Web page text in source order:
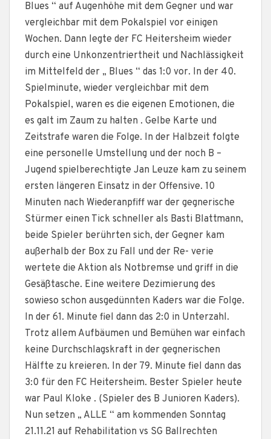
Blues “ auf Augenhöhe mit dem Gegner und war
vergleichbar mit dem Pokalspiel vor einigen
Wochen. Dann legte der FC Heitersheim wieder
durch eine Unkonzentriertheit und Nachlässigkeit
im Mittelfeld der „ Blues “ das 1:0 vor. In der 40.
Spielminute, wieder vergleichbar mit dem
Pokalspiel, waren es die eigenen Emotionen, die
es galt im Zaum zu halten . Gelbe Karte und
Zeitstrafe waren die Folge. In der Halbzeit folgte
eine personelle Umstellung und der noch B –
Jugend spielberechtigte Jan Leuze kam zu seinem
ersten längeren Einsatz in der Offensive. 10
Minuten nach Wiederanpfiff war der gegnerische
Stürmer einen Tick schneller als Basti Blattmann,
beide Spieler berührten sich, der Gegner kam
außerhalb der Box zu Fall und der Re- verie
wertete die Aktion als Notbremse und griff in die
Gesäßtasche. Eine weitere Dezimierung des
sowieso schon ausgedünnten Kaders war die Folge.
In der 61. Minute fiel dann das 2:0 in Unterzahl.
Trotz allem Aufbäumen und Bemühen war einfach
keine Durchschlagskraft in der gegnerischen
Hälfte zu kreieren. In der 79. Minute fiel dann das
3:0 für den FC Heitersheim. Bester Spieler heute
war Paul Kloke . (Spieler des B Junioren Kaders).
Nun setzen „ ALLE “ am kommenden Sonntag
21.11.21 auf Rehabilitation vs SG Ballrechten